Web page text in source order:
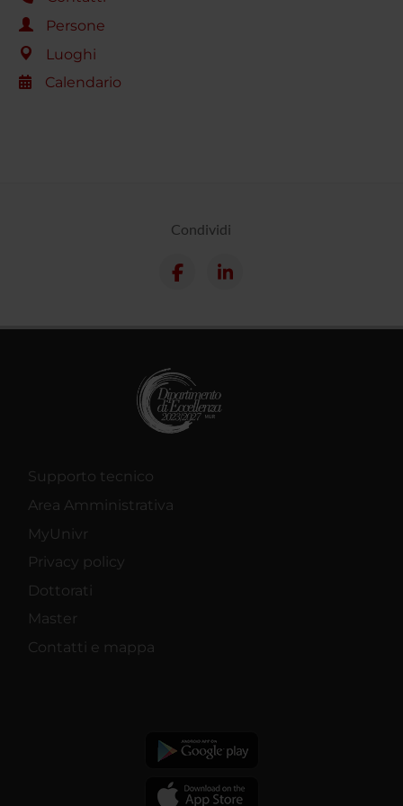
Persone
Luoghi
Calendario
Condividi
Supporto tecnico
Area Amministrativa
MyUnivr
Privacy policy
Dottorati
Master
Contatti e mappa